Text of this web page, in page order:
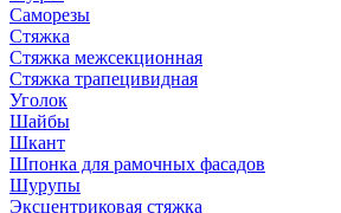
Саморезы
Стяжка
Стяжка межсекционная
Стяжка трапецивидная
Уголок
Шайбы
Шкант
Шпонка для рамочных фасадов
Шурупы
Эксцентриковая стяжка